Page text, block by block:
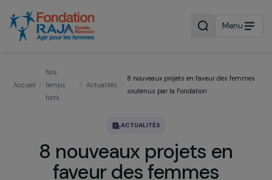
Menu
temps Actualités
8 nouveaux projets en faveur des
8 nouveaux projets en